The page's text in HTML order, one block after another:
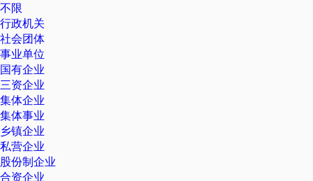
不限
行政机关
社会团体
事业单位
国有企业
三资企业
集体企业
集体事业
乡镇企业
私营企业
股份制企业
合资企业